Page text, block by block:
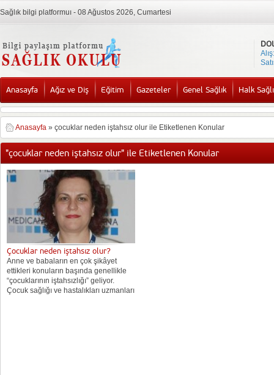
Sağlık bilgi platformuı - 08 Ağustos 2026, Cumartesi
Alış:
Anasayfa Ağız ve Diş Eğitim Gazeteler Genel Sağlık Halk
Anasayfa » çocuklar neden iştahsız olur ile Etiketlenen Konular
"çocuklar neden iştahsız olur" ile Etiketlenen Konular
Çocuklar neden iştahsız olur?
Anne ve babaların en çok şikâyet
ettikleri konuların başında genellikle
“çocuklarının iştahsızlığı” geliyor.
Çocuk sağlığı ve hastalıkları uzmanları